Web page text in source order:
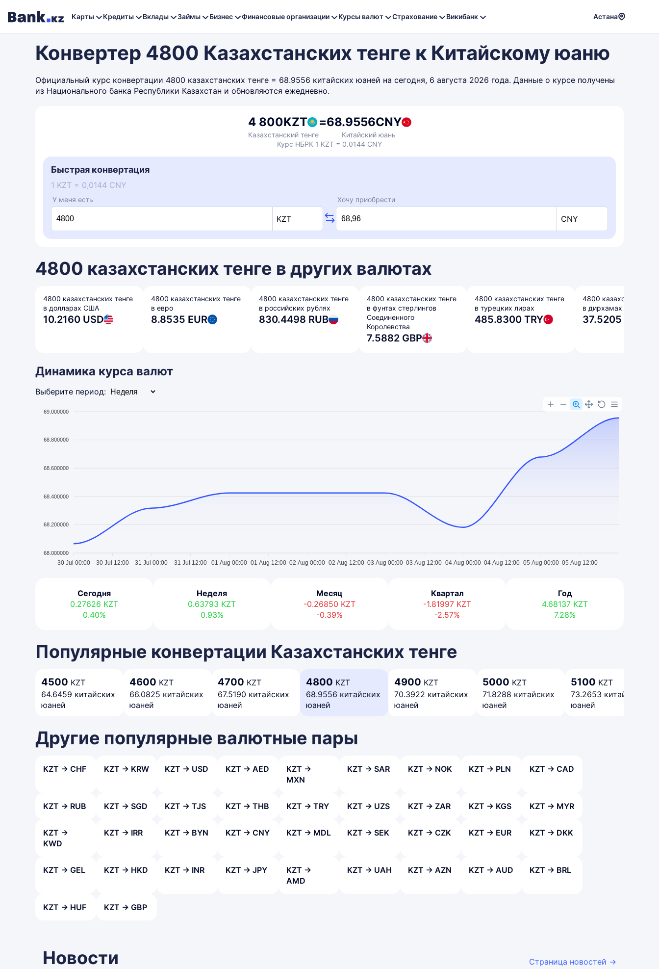
Карты Кредиты Вклады Займы Бизнес Финансовые организации Курсы валют Страхование Викибанк Астана
Конвертер 4800 Казахстанских тенге к Китайскому юаню
Официальный курс конвертации 4800 казахстанских тенге = 68.9556 китайских юаней на сегодня, 6 августа 2026 года. Данные о курсе получены
из Национального банка Республики Казахстан и обновляются ежедневно.
4 800KZT
Казахстанский тенге
=68.9556CNY
Китайский юань
Курс НБРК 1 KZT = 0.0144 CNY
Быстрая конвертация
1 KZT = 0,0144 CNY
У меня есть
KZT
Хочу приобрести
CNY
4800 казахстанских тенге в других валютах
4800 казахстанских тенге
в долларах США
10.2160 USD
4800 казахстанских тенге
в евро
8.8535 EUR
4800 казахстанских тенге
в российских рублях
830.4498 RUB
4800 казахстанских тенге
в фунтах стерлингов
Соединенного
Королевства
7.5882 GBP
4800 казахстанских тенге
в турецких лирах
485.8300 TRY
4800 казахстанских
в дирхамах ОАЭ
37.5205 AED
Динамика курса валют
Выберите период:
69.000000
68.800000
68.600000
68.400000
68.200000
68.000000
30 Jul 00:00 30 Jul 12:00 31 Jul 00:00 31 Jul 12:00 01 Aug 00:00 01 Aug 12:00 02 Aug 00:00 02 Aug 12:00 03 Aug 00:00 03 Aug 12:00 04 Aug 00:00 04 Aug 12:00 05 Aug 00:00 05 Aug 12:00
Сегодня
0.27626 KZT
0.40%
Неделя
0.63793 KZT
0.93%
Месяц
-0.26850 KZT
-0.39%
Квартал
-1.81997 KZT
-2.57%
Год
4.68137 KZT
7.28%
Популярные конвертации Казахстанских тенге
4500 KZT
64.6459 китайских
юаней
4600 KZT
66.0825 китайских
юаней
4700 KZT
67.5190 китайских
юаней
4800 KZT
68.9556 китайских
юаней
4900 KZT
70.3922 китайских
юаней
5000 KZT
71.8288 китайских
юаней
5100 KZT
73.2653 китайских
юаней
Другие популярные валютные пары
KZT → CHF KZT → KRW KZT → USD KZT → AED
KZT →
MXN
KZT → SAR KZT → NOK KZT → PLN KZT → CAD
KZT → RUB KZT → SGD KZT → TJS KZT → THB KZT → TRY KZT → UZS KZT → ZAR KZT → KGS KZT → MYR
KZT →
KWD
KZT → IRR KZT → BYN KZT → CNY KZT → MDL KZT → SEK KZT → CZK KZT → EUR KZT → DKK
KZT → GEL KZT → HKD KZT → INR KZT → JPY
KZT →
AMD
KZT → UAH KZT → AZN KZT → AUD KZT → BRL
KZT → HUF KZT → GBP
Новости Страница новостей →